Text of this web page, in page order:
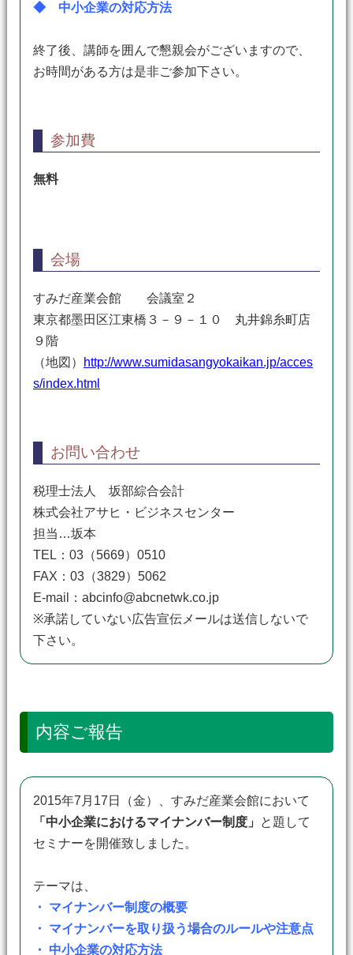
◆ 中小企業の対応方法
終了後、講師を囲んで懇親会がございますので、
お時間がある方は是非ご参加下さい。
参加費
無料
会場
すみだ産業会館 会議室２
東京都墨田区江東橋３－９－１０ 丸井錦糸町店
９階
（地図）
http://www.sumidasangyokaikan.jp/acces
s/index.html
お問い合わせ
税理士法人 坂部綜合会計
株式会社アサヒ・ビジネスセンター
担当…坂本
TEL：03（5669）0510
FAX：03（3829）5062
E-mail：abcinfo@abcnetwk.co.jp
※承諾していない広告宣伝メールは送信しないで
下さい。
内容ご報告
2015年7月17日（金）、すみだ産業会館において
「中小企業におけるマイナンバー制度」
と題して
セミナーを開催致しました。
テーマは、
・ マイナンバー制度の概要
・ マイナンバーを取り扱う場合のルールや注意点
・ 中小企業の対応方法